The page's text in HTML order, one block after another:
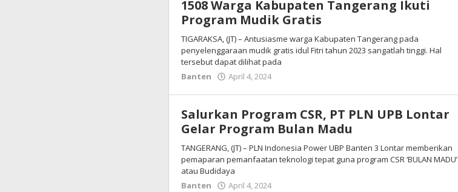
1508 Warga Kabupaten Tangerang Ikuti
Program Mudik Gratis
TIGARAKSA, (JT) – Antusiasme warga Kabupaten Tangerang pada
penyelenggaraan mudik gratis idul Fitri tahun 2023 sangatlah tinggi. Hal
tersebut dapat dilihat pada
Banten
April 4, 2024
Salurkan Program CSR, PT PLN UPB Lontar
Gelar Program Bulan Madu
TANGERANG, (JT) – PLN Indonesia Power UBP Banten 3 Lontar memberikan
pemaparan pemanfaatan teknologi tepat guna program CSR ‘BULAN MADU’
atau Budidaya
Banten
April 4, 2024